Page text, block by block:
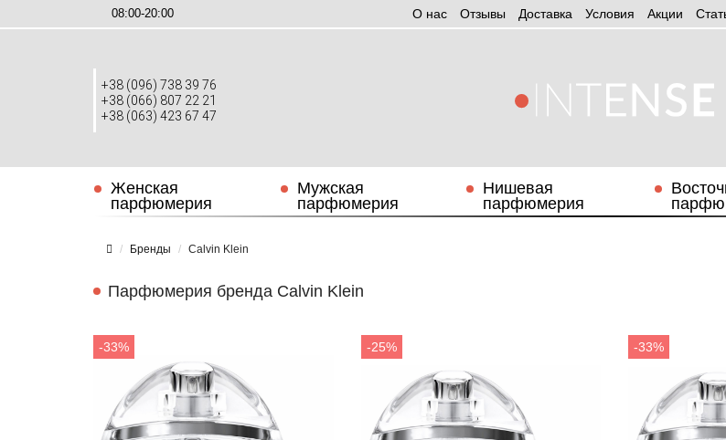
08:00-20:00 О нас Отзывы Доставка Условия Aкции
+38 (096) 738 39 76
+38 (066) 807 22 21
+38 (063) 423 67 47
Женская
парфюмерия
Мужская
парфюмерия
Нишевая
парфюмерия
Бренды Calvin Klein
Парфюмерия бренда Calvin Klein
-33% -25% -33%